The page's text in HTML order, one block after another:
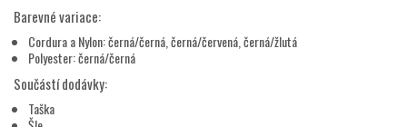
Barevné variace:
Cordura a Nylon: černá/černá, černá/červená, černá/žlutá
Polyester: černá/černá
Součástí dodávky:
Taška